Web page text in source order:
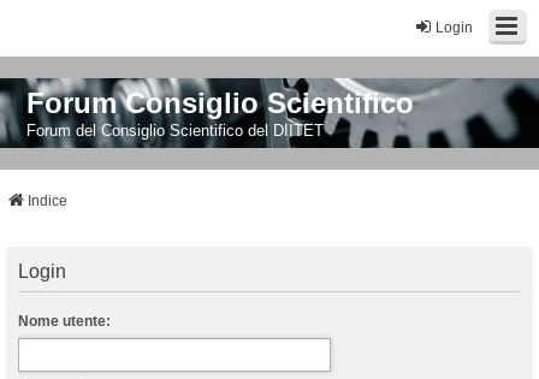
Login
Forum Consiglio Scientifico
Forum del Consiglio Scientifico del DIITET
Indice
Login
Nome utente: